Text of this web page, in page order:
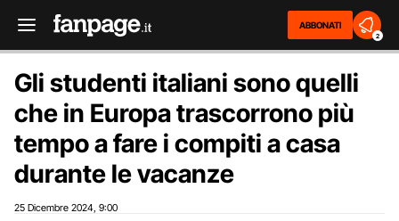
ABBONATI
2
Gli studenti italiani sono quelli
che in Europa trascorrono più
tempo a fare i compiti a casa
durante le vacanze
25 Dicembre 2024 9:00